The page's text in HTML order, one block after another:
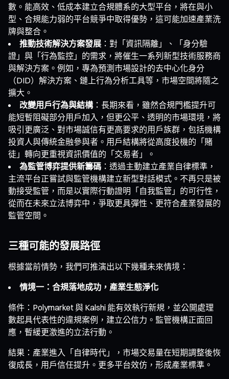
數。能高效、低成本建立合規體系的大型平台，將在與小
型、合規能力弱的平台競爭中取得優勢，這可能加速產業洗
牌與整合。
推動技術解決方案發展 ：對「資訊隔離」、「身分驗
證」與「行為監控」的需求，將催生一系列新型技術服務商
與解決方案。例如，專為預測市場設計的去中心化身分
（DID）解決方案、鏈上行為分析工具等，市場空間將隨之
擴大。
改變用戶行為與結構：長期來看，雖然合規門檻提升可
能短暫阻礙部分用戶加入，但更公平、透明的市場環境，將
吸引更廣泛、對市場誠信有更高要求的用戶族群，包括機構
投資人與傳統金融參與者。用戶結構將從高度投機的「賭
徒」轉向更重視資訊價值的「交易者」。
為監管博弈提供新籌碼 ：透過主動建立產業自律標準，
主流平台正嘗試與監管機構建立新型對話模式。不再只是被
動接受監管，而是以實際行動證明「自我監管」的可行性，
從而在未來立法博弈中，爭取更具彈性、更符合產業發展的
監管空間。
三種可能的發展路徑
根據當前情勢，我們可推演出以下幾種未來情境：
情境一：合規落地成功，產業生態淨化
條件：Polymarket 與 Kalshi 能有效執行新規，並公開處理
數起具代表性的違規案例，建立公信力。監管機構正面回
應，暫緩更激進的立法行動。
結果：產業進入「自律時代」，市場交易量在短期調整後恢
復成長，用戶信任提升。更多平台效仿，形成產業標準。